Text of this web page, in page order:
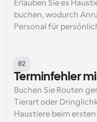
Erlauben Sie es
buchen, wodurch
Personal für
02
Terminfehler
Buchen Sie Routen
Tierart oder
Haustiere beim